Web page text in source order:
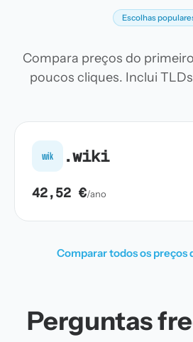
Escolhas
Compara preços do
poucos cliques. Inclui
wik .wiki
42,52 €/ano
Comparar todos os preços
Perguntas